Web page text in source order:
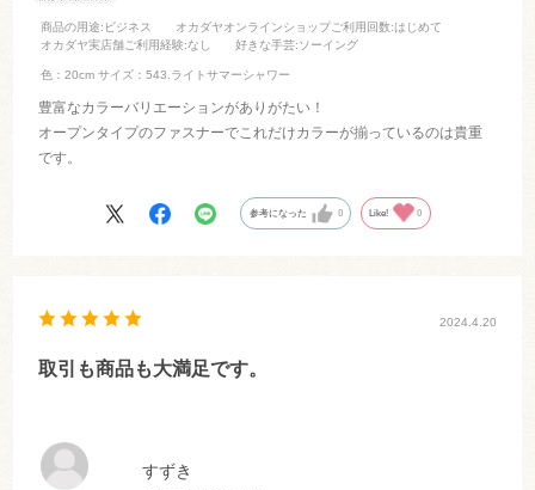
商品の用途:ビジネス オカダヤオンラインショップご利用回数:はじめて
オカダヤ実店舗ご利用経験:なし 好きな手芸:ソーイング
色：20cm サイズ：543.ライトサマーシャワー
豊富なカラーバリエーションがありがたい！
オープンタイプのファスナーでこれだけカラーが揃っているのは貴重
です。
参考になった 0 Like! 0
すずき
2024.4.20
取引も商品も大満足です。